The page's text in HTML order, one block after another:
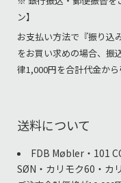
ン】
お支払い方法で『振り込
をお買い求めの場合、振
律1,000円を合計代金から
送料について
FDB Møbler・101
SØN・カリモク60・カ